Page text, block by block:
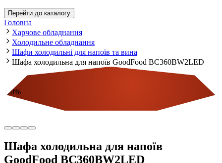
Перейти до каталогу
Головна
Харчове обладнання
Холодильне обладнання
Шафи холодильні для напоїв та вина
Шафа холодильна для напоїв GoodFood BC360BW2LED
10%
Шафа холодильна для напоїв
GoodFood BC360BW2LED